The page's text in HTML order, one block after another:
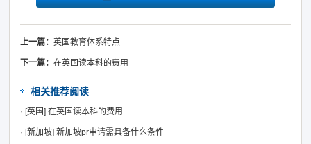
上一篇：英国教育体系特点
下一篇：在英国读本科的费用
相关推荐阅读
· [英国] 在英国读本科的费用
· [新加坡] 新加坡pr申请需具备什么条件